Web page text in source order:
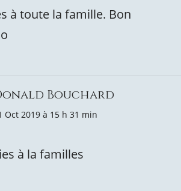
à toute la famille. Bon
Bouchard
Oct 2019 à 15 h 31 min
à la familles